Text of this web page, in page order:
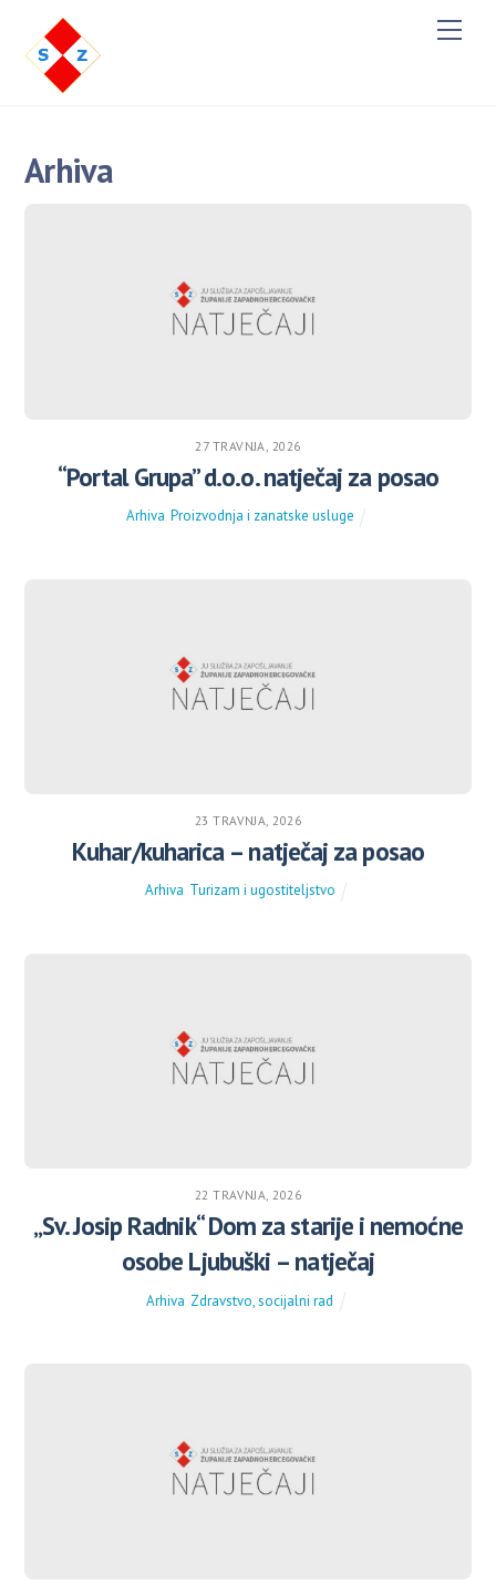
Arhiva
27 TRAVNJA, 2026
“Portal Grupa” d.o.o. natječaj za posao
Arhiva Proizvodnja i zanatske usluge
23 TRAVNJA, 2026
Kuhar/kuharica – natječaj za posao
Arhiva Turizam i ugostiteljstvo
22 TRAVNJA, 2026
„Sv. Josip Radnik“ Dom za starije i nemoćne
osobe Ljubuški – natječaj
Arhiva Zdravstvo, socijalni rad